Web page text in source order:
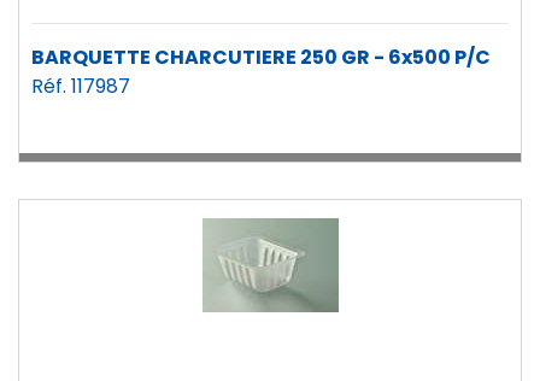
BARQUETTE CHARCUTIERE 250 GR - 6x500 P/C
Réf. 117987